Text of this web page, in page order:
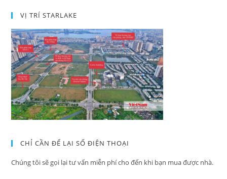
VỊ TRÍ STARLAKE
CHỈ CẦN ĐỂ LẠI SỐ ĐIỆN THOẠI
Chúng tôi sẽ gọi lại tư vấn miễn phí cho đến khi bạn mua được nhà.